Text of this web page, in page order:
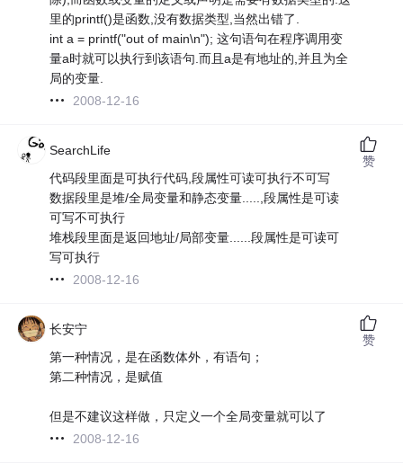
里的printf()是函数,没有数据类型,当然出错了.
int a = printf("out of main\n"); 这句语句在程序调用变
量a时就可以执行到该语句.而且a是有地址的,并且为全
局的变量.
2008-12-16
SearchLife
代码段里面是可执行代码,段属性可读可执行不可写
数据段里是堆/全局变量和静态变量.....,段属性是可读
可写不可执行
堆栈段里面是返回地址/局部变量......段属性是可读可
写可执行
2008-12-16
赞
长安宁
第一种情况，是在函数体外，有语句；
第二种情况，是赋值
但是不建议这样做，只定义一个全局变量就可以了
2008-12-16
赞